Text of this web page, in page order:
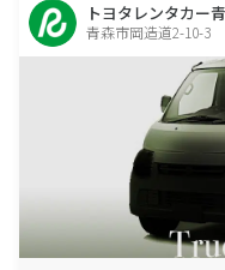
トヨタレンタカー
青森市岡造道2-10-3